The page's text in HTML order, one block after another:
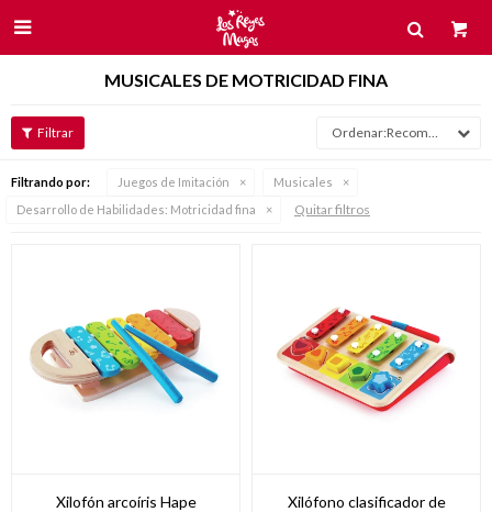

MUSICALES DE MOTRICIDAD FINA
Recomendados
Filtrando por: Juegos de Imitación
Musicales
Desarrollo de Habilidades: Motricidad fina Quitar filtros
Xilofón arcoíris Hape
Xilófono clasificador de